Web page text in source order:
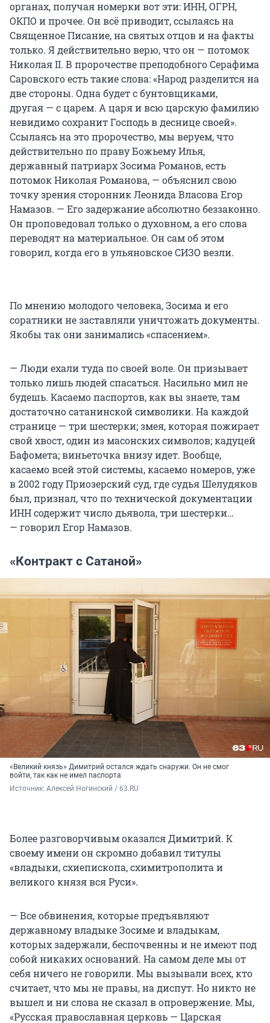
органах, получая номерки вот эти: ИНН, ОГРН,
ОКПО и прочее. Он всё приводит, ссылаясь на
Священное Писание, на святых отцов и на факты
только. Я действительно верю, что он — потомок
Николая II. В пророчестве преподобного Серафима
Саровского есть такие слова: «Народ разделится на
две стороны. Одна будет с бунтовщиками,
другая — с царем. А царя и всю царскую фамилию
невидимо сохранит Господь в деснице своей».
Ссылаясь на это пророчество, мы веруем, что
действительно по праву Божьему Илья,
державный патриарх Зосима Романов, есть
потомок Николая Романова, — объяснил свою
точку зрения сторонник Леонида Власова Егор
Намазов. — Его задержание абсолютно беззаконно.
Он проповедовал только о духовном, а его слова
переводят на материальное. Он сам об этом
говорил, когда его в ульяновское СИЗО везли.
По мнению молодого человека, Зосима и его
соратники не заставляли уничтожать документы.
Якобы так они занимались «спасением».
— Люди ехали туда по своей воле. Он призывает
только лишь людей спасаться. Насильно мил не
будешь. Касаемо паспортов, как вы знаете, там
достаточно сатанинской символики. На каждой
странице — три шестерки; змея, которая пожирает
свой хвост, один из масонских символов; кадуцей
Бафомета; виньеточка внизу идет. Вообще,
касаемо всей этой системы, касаемо номеров, уже
в 2002 году Приозерский суд, где судья Шелудяков
был, признал, что по технической документации
ИНН содержит число дьявола, три шестерки…
— говорил Егор Намазов.
«Контракт с Сатаной»
«Великий князь» Димитрий остался ждать снаружи. Он не смог
войти, так как не имел паспорта
Источник: Алексей Ногинский / 63.RU
Более разговорчивым оказался Димитрий. К
своему имени он скромно добавил титулы
«владыки, схиепископа, схимитрополита и
великого князя вся Руси».
— Все обвинения, которые предъявляют
державному владыке Зосиме и владыкам,
которых задержали, беспочвенны и не имеют под
собой никаких оснований. На самом деле мы от
себя ничего не говорили. Мы вызывали всех, кто
считает, что мы не правы, на диспут. Но никто не
вышел и ни слова не сказал в опровержение. Мы,
«Русская православная церковь — Царская